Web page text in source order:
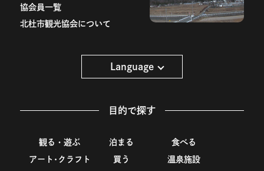
協会員一覧
北杜市観光協会について
Language
目的で探す
観る・遊ぶ 泊まる 食べる
アート･クラフト 買う 温泉施設